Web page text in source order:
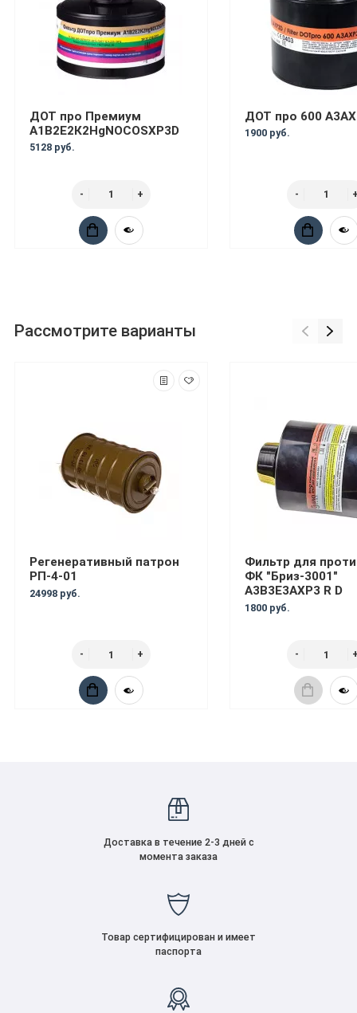
ДОТ про Премиум
А1В2Е2К2HgNOCOSXP3D
5128 руб.
ДОТ про 600
1900 руб.
Рассмотрите варианты
Регенеративный патрон
РП-4-01
24998 руб.
Фильтр для
ФК "Бриз-3001"
А3В3Е3АХР3 R D
1800 руб.
Доставка в течение 2-3 дней с
момента заказа
Товар сертифицирован и имеет
паспорта